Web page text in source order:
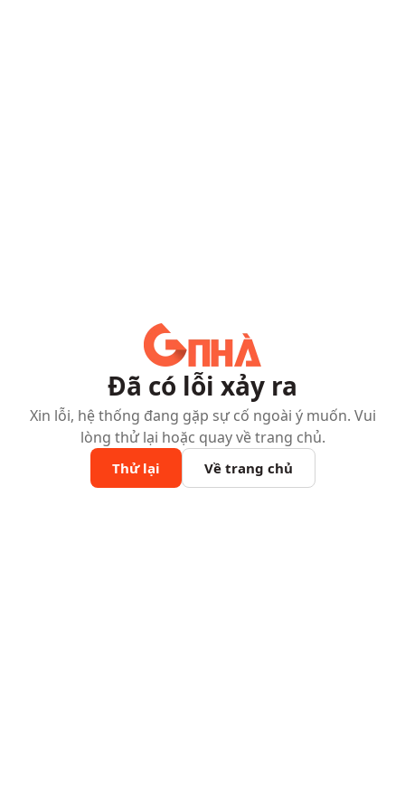
Đã có lỗi xảy ra
Xin lỗi, hệ thống đang gặp sự cố ngoài ý muốn. Vui
lòng thử lại hoặc quay về trang chủ.
Thử lại Về trang chủ